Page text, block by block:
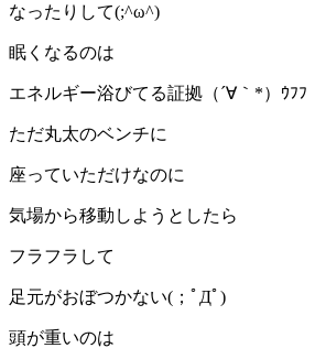
なったりして(;^ω^)
眠くなるのは
エネルギー浴びてる証拠（´∀｀*）ｳﾌﾌ
ただ丸太のベンチに
座っていただけなのに
気場から移動しようとしたら
フラフラして
足元がおぼつかない(；ﾟДﾟ)
頭が重いのは